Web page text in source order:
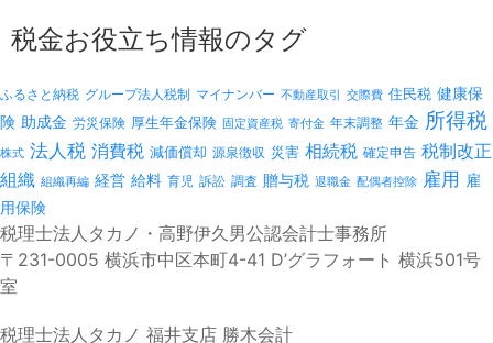
税金お役立ち情報のタグ
ふるさと納税 グループ法人税制 マイナンバー 不動産取引 交際費 住民税 健康保
険 助成金 労災保険 厚生年金保険 固定資産税 寄付金 年末調整 年金 所得税
株式 法人税 消費税 減価償却 源泉徴収 災害 相続税 確定申告 税制改正
組織 組織再編 経営 給料 育児 訴訟 調査 贈与税 退職金 配偶者控除 雇用 雇
用保険
税理士法人タカノ・高野伊久男公認会計士事務所
〒231-0005 横浜市中区本町4-41 D’グラフォート 横浜501号
室
税理士法人タカノ 福井支店 勝木会計